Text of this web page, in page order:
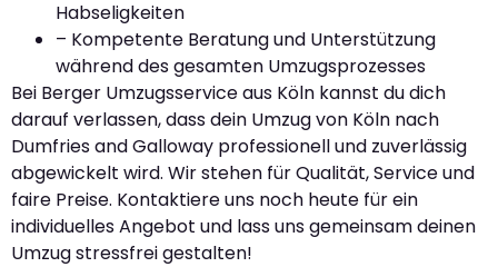
Habseligkeiten
– Kompetente Beratung und Unterstützung
während des gesamten Umzugsprozesses
Bei Berger Umzugsservice aus Köln kannst du dich
darauf verlassen, dass dein Umzug von Köln nach
Dumfries and Galloway professionell und zuverlässig
abgewickelt wird. Wir stehen für Qualität, Service und
faire Preise. Kontaktiere uns noch heute für ein
individuelles Angebot und lass uns gemeinsam deinen
Umzug stressfrei gestalten!